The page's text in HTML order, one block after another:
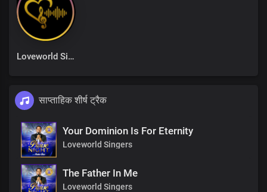
Loveworld Singers
साप्ताहिक शीर्ष ट्रैक
Your Dominion Is For Eternity
Loveworld Singers
The Father In Me
Loveworld Singers